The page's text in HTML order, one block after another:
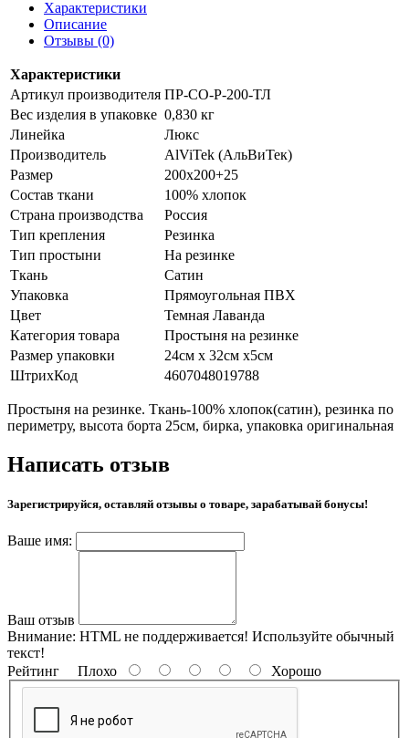
Характеристики
Описание
Отзывы (0)
Характеристики
Артикул производителя ПР-СО-Р-200-ТЛ
Вес изделия в упаковке 0,830 кг
Линейка
Люкс
Производитель
AlViTek (АльВиТек)
Размер
200х200+25
Состав ткани
100% хлопок
Страна производства
Россия
Тип крепления
Резинка
Тип простыни
На резинке
Ткань
Сатин
Упаковка
Прямоугольная ПВХ
Цвет
Темная Лаванда
Категория товара
Простыня на резинке
Размер упаковки
24см х 32см х5см
ШтрихКод
4607048019788
Простыня на резинке. Ткань-100% хлопок(сатин), резинка по
периметру, высота борта 25см, бирка, упаковка оригинальная
Написать отзыв
Зарегистрируйся, оставляй отзывы о товаре, зарабатывай бонусы!
Ваше имя:
Ваш отзыв
Внимание: HTML не поддерживается! Используйте обычный
текст!
Рейтинг Плохо Хорошо